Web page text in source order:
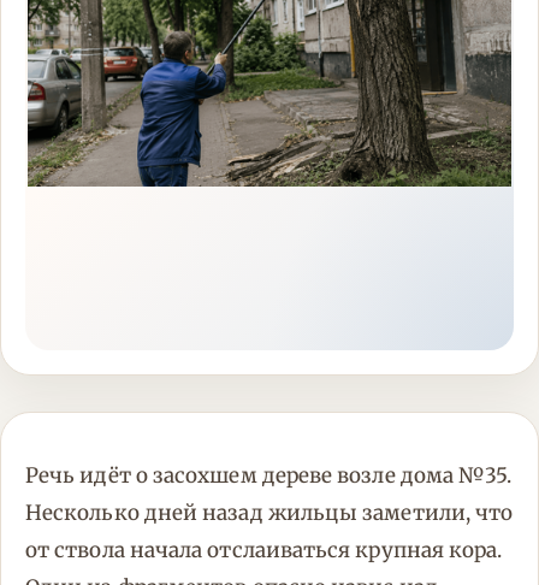
Речь идёт о засохшем дереве возле дома №35.
Несколько дней назад жильцы заметили, что
от ствола начала отслаиваться крупная кора.